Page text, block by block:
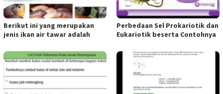
Berikut ini yang merupakan
jenis ikan air tawar adalah
Perbedaan Sel Prokariotik dan
Eukariotik beserta Contohnya